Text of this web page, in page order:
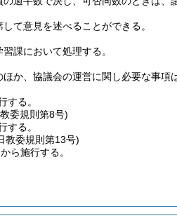
て意見を述べることができる。
課において処理する。
か、協議会の運営に関し必要な事項
する。
教委規則第8号)
する。
教委規則第13号)
ら施行する。